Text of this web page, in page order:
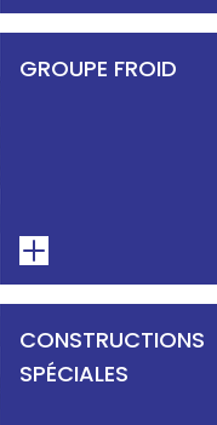
GROUPE FROID
CONSTRUCTIONS
SPÉCIALES